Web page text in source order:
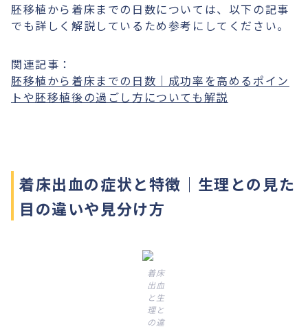
胚移植から着床までの日数については、以下の記事
でも詳しく解説しているため参考にしてください。
関連記事：
胚移植から着床までの日数｜成功率を高めるポイン
トや胚移植後の過ごし方についても解説
着床出血の症状と特徴｜生理との見た
目の違いや見分け方
着床
出血
と生
理と
の違